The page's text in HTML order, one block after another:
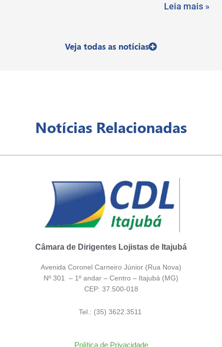
Leia mais »
Veja todas as notícias
Notícias Relacionadas
Câmara de Dirigentes Lojistas de Itajubá
Avenida Coronel Carneiro Júnior (Rua Nova)
Nº 301 – 1º andar – Centro – Itajubá (MG)
CEP: 37.500-018
Tel.: (35) 3622.3511
Política de Privacidade